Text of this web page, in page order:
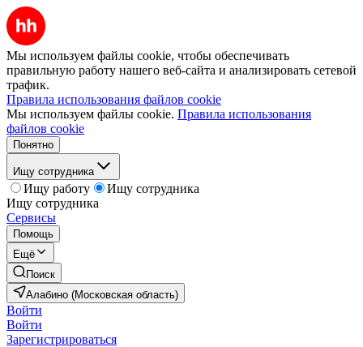
Мы используем файлы cookie, чтобы обеспечивать
правильную работу нашего веб-сайта и анализировать сетевой
трафик.
Правила использования файлов cookie
Мы используем файлы cookie. Правила использования
файлов cookie
Понятно
Ищу сотрудника
Ищу работу
Ищу сотрудника
Ищу сотрудника
Сервисы
Помощь
Ещё
Поиск
Алабино (Московская область)
Войти
Войти
Зарегистрироваться